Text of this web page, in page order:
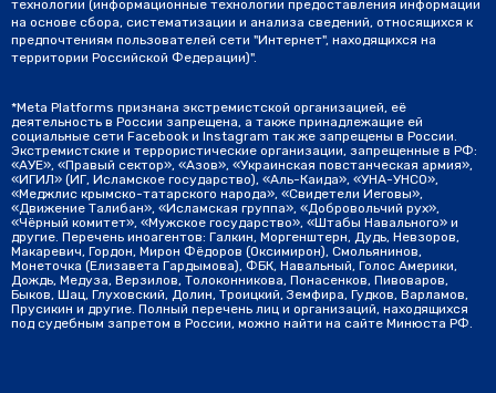
технологии (информационные технологии предоставления информации
на основе сбора, систематизации и анализа сведений, относящихся к
предпочтениям пользователей сети "Интернет", находящихся на
территории Российской Федерации)".
*Meta Platforms признана экстремистской организацией, её
деятельность в России запрещена, а также принадлежащие ей
социальные сети Facebook и Instagram так же запрещены в России.
Экстремистские и террористические организации, запрещенные в РФ:
«АУЕ», «Правый сектор», «Азов», «Украинская повстанческая армия»,
«ИГИЛ» (ИГ, Исламское государство), «Аль-Каида», «УНА-УНСО»,
«Меджлис крымско-татарского народа», «Свидетели Иеговы»,
«Движение Талибан», «Исламская группа», «Добровольчий рух»,
«Чёрный комитет», «Мужское государство», «Штабы Навального» и
другие. Перечень иноагентов: Галкин, Моргенштерн, Дудь, Невзоров,
Макаревич, Гордон, Мирон Фёдоров (Оксимирон), Смольянинов,
Монеточка (Елизавета Гардымова), ФБК, Навальный, Голос Америки,
Дождь, Медуза, Верзилов, Толоконникова, Понасенков, Пивоваров,
Быков, Шац, Глуховский, Долин, Троицкий, Земфира, Гудков, Варламов,
Прусикин и другие. Полный перечень лиц и организаций, находящихся
под судебным запретом в России, можно найти на сайте Минюста РФ.